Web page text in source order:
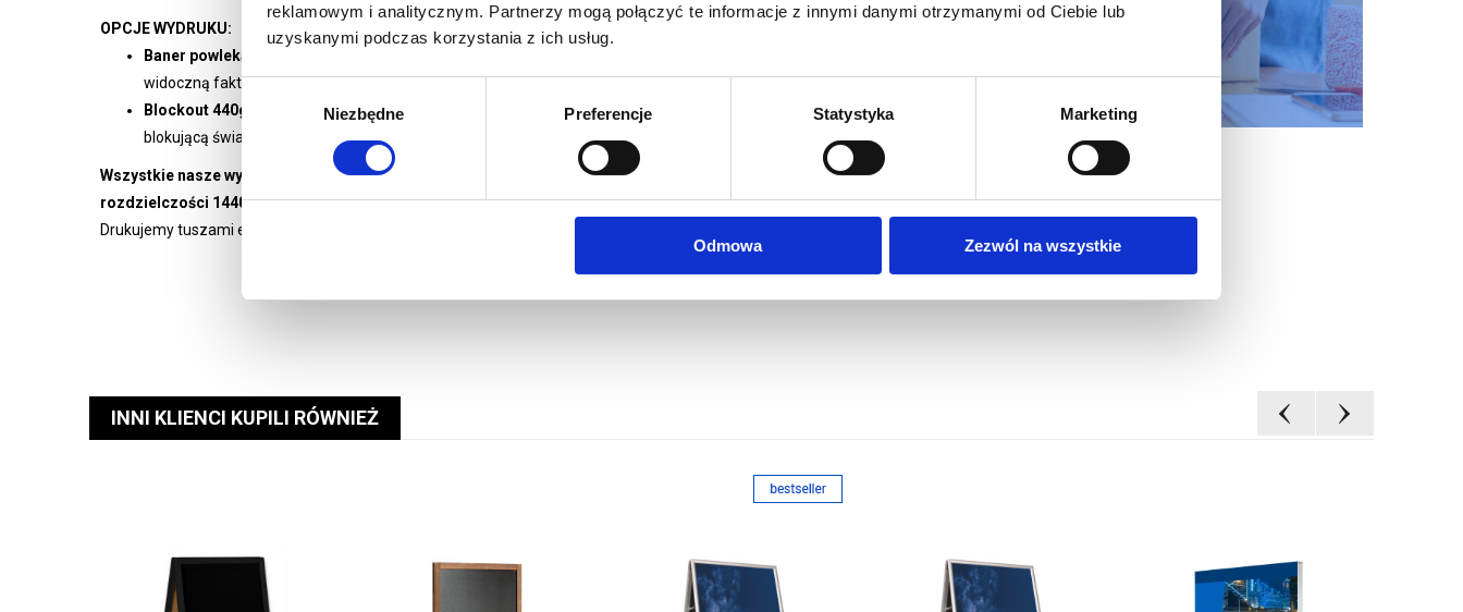
reklamowym i analitycznym. Partnerzy mogą połączyć te informacje z innymi danymi otrzymanymi od Ciebie lub
uzyskanymi podczas korzystania z ich usług.
Wybór
zgody
Niezbędne Preferencje Statystyka Marketing
Odmowa Zezwól na wszystkie
OPCJE WYDRUKU:
Baner powlekany 510g/m2 druk UV -
widoczną fakturą
Blockout 440g/m2 druk UV- materiał dedykowany do roll-upów o gładkiej matowej powierzchni z przekładką
blokującą światło, grafika nie zawija się na bokach
Wszystkie nasze wydruki są wysokiej jakości, pełnokolorowe, drukowane cyfrowo w technologii UV LED w
rozdzielczości 1440 dpi.
Drukujemy tuszami ekologicznymi renomowanych europejskich marek.
INNI KLIENCI KUPILI RÓWNIEŻ